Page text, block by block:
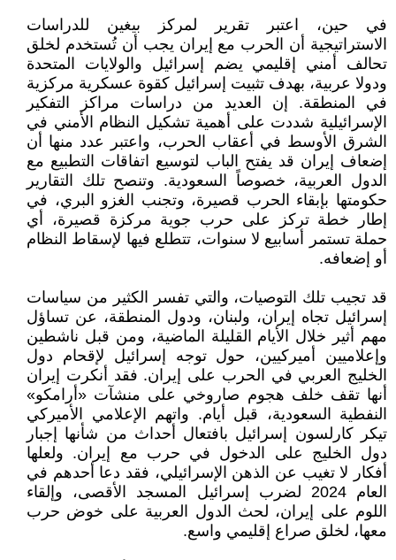
في حين، اعتبر تقرير لمركز بيغين للدراسات
الاستراتيجية أن الحرب مع إيران يجب أن تُستخدم لخلق
تحالف أمني إقليمي يضم إسرائيل والولايات المتحدة
ودولا عربية، بهدف تثبيت إسرائيل كقوة عسكرية مركزية
في المنطقة. إن العديد من دراسات مراكز التفكير
الإسرائيلية شددت على أهمية تشكيل النظام الأمني في
الشرق الأوسط في أعقاب الحرب، واعتبر عدد منها أن
إضعاف إيران قد يفتح الباب لتوسيع اتفاقات التطبيع مع
الدول العربية، خصوصاً السعودية. وتنصح تلك التقارير
حكومتها بإبقاء الحرب قصيرة، وتجنب الغزو البري، في
إطار خطة تركز على حرب جوية مركزة قصيرة، أي
حملة تستمر أسابيع لا سنوات، تتطلع فيها لإسقاط النظام
أو إضعافه.
قد تجيب تلك التوصيات، والتي تفسر الكثير من سياسات
إسرائيل تجاه إيران، ولبنان، ودول المنطقة، عن تساؤل
مهم أثير خلال الأيام القليلة الماضية، ومن قبل ناشطين
وإعلاميين أميركيين، حول توجه إسرائيل لإقحام دول
الخليج العربي في الحرب على إيران. فقد أنكرت إيران
أنها تقف خلف هجوم صاروخي على منشآت «أرامكو»
النفطية السعودية، قبل أيام. واتهم الإعلامي الأميركي
تيكر كارلسون إسرائيل بافتعال أحداث من شأنها إجبار
دول الخليج على الدخول في حرب مع إيران. ولعلها
أفكار لا تغيب عن الذهن الإسرائيلي، فقد دعا أحدهم في
العام 2024 لضرب إسرائيل المسجد الأقصى، وإلقاء
اللوم على إيران، لحث الدول العربية على خوض حرب
معها، لخلق صراع إقليمي واسع.